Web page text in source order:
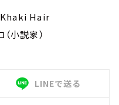
Hair
説家）
LINEで送る